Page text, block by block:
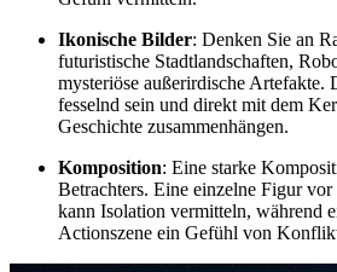
Ikonische Bilder: Denken Sie an
futuristische Stadtlandschaften,
mysteriöse außerirdische Artefakte.
fesselnd sein und direkt mit dem
Geschichte zusammenhängen.
Komposition: Eine starke
Betrachters. Eine einzelne Figur
kann Isolation vermitteln, während
Actionszene ein Gefühl von